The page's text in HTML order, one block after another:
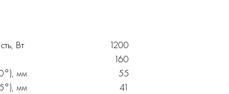
Вт
1200
160
мм
55
мм
41